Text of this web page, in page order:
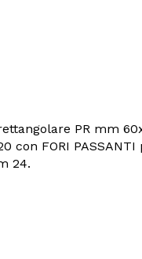
PR mm
con FORI
24.